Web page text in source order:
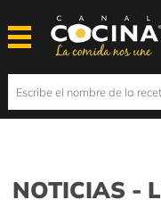
NOTICIAS -